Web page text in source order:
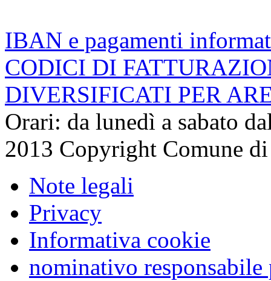
IBAN e pagamenti
CODICI DI
DIVERSIFICATI PER
Orari: da lunedì a sabato
2013 Copyright Comune
Note legali
Privacy
Informativa cookie
nominativo